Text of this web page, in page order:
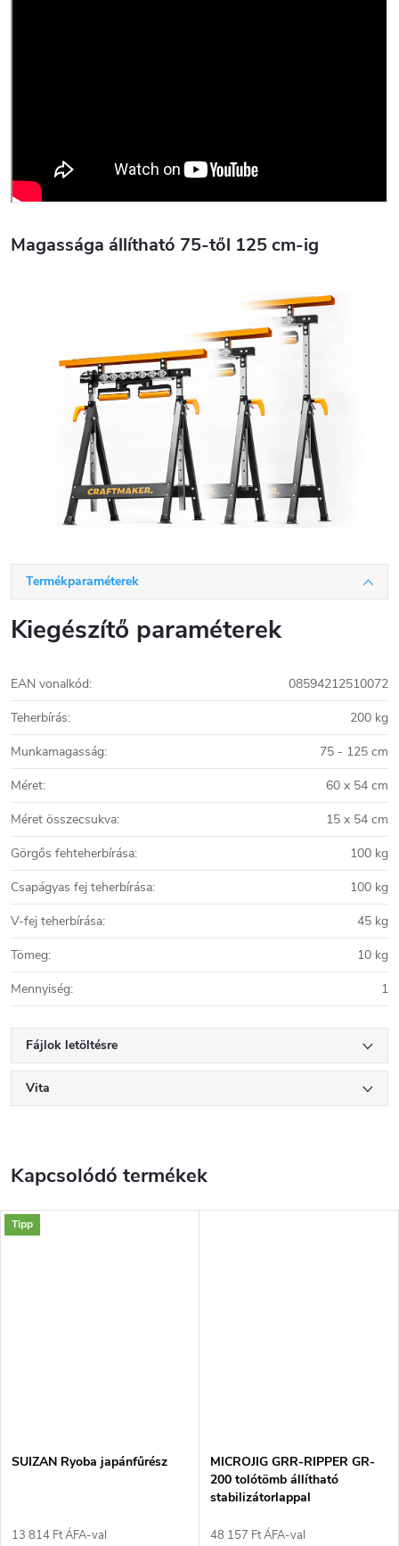
Magassága állítható 75-től 125 cm-ig
Termékparaméterek
Kiegészítő paraméterek
EAN vonalkód:
08594212510072
Teherbírás:
200 kg
Munkamagasság:
75 - 125 cm
Méret:
60 x 54 cm
Méret összecsukva:
15 x 54 cm
Görgős fehteherbírása:
100 kg
Csapágyas fej teherbírása:
100 kg
V-fej teherbírása:
45 kg
Tömeg:
10 kg
Mennyiség: 1
Fájlok letöltésre
Vita
Kapcsolódó termékek
Tipp
SUIZAN Ryoba japánfűrész
13 814 Ft ÁFA-val
MICROJIG GRR-RIPPER GR-
200 tolótömb állítható
stabilizátorlappal
48 157 Ft ÁFA-val